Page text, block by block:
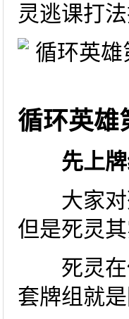
灵逃课打
循环英雄
先上牌
大家对死
但是死灵
死灵在低
套牌组就